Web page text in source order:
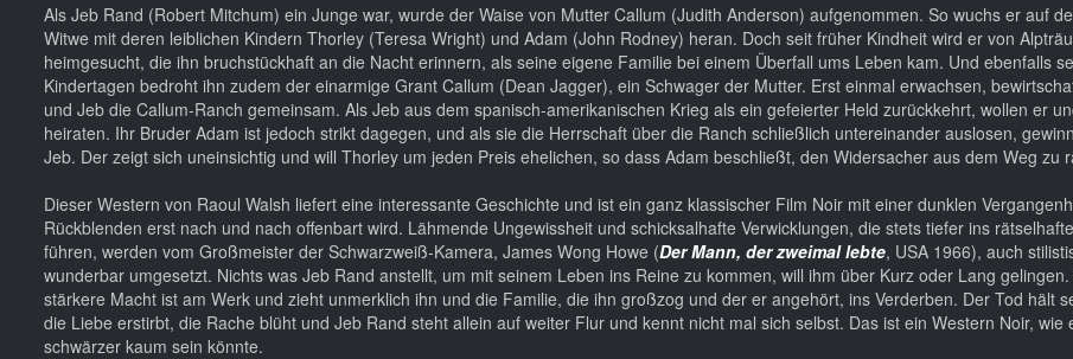
Als Jeb Rand (Robert Mitchum) ein Junge war, wurde der Waise von Mutter Callum (Judith Anderson) aufgenommen. So wuchs er auf
Witwe mit deren leiblichen Kindern Thorley (Teresa Wright) und Adam (John Rodney) heran. Doch seit früher Kindheit wird er von
heimgesucht, die ihn bruchstückhaft an die Nacht erinnern, als seine eigene Familie bei einem Überfall ums Leben kam. Und ebenfalls
Kindertagen bedroht ihn zudem der einarmige Grant Callum (Dean Jagger), ein Schwager der Mutter. Erst einmal erwachsen,
und Jeb die Callum-Ranch gemeinsam. Als Jeb aus dem spanisch-amerikanischen Krieg als ein gefeierter Held zurückkehrt, wollen er
heiraten. Ihr Bruder Adam ist jedoch strikt dagegen, und als sie die Herrschaft über die Ranch schließlich untereinander auslosen,
Jeb. Der zeigt sich uneinsichtig und will Thorley um jeden Preis ehelichen, so dass Adam beschließt, den Widersacher aus dem Weg zu
Dieser Western von Raoul Walsh liefert eine interessante Geschichte und ist ein ganz klassischer Film Noir mit einer dunklen
Rückblenden erst nach und nach offenbart wird. Lähmende Ungewissheit und schicksalhafte Verwicklungen, die stets tiefer ins
führen, werden vom Großmeister der Schwarzweiß-Kamera, James Wong Howe (Der Mann, der zweimal lebte, USA 1966), auch
wunderbar umgesetzt. Nichts was Jeb Rand anstellt, um mit seinem Leben ins Reine zu kommen, will ihm über Kurz oder Lang gelingen.
stärkere Macht ist am Werk und zieht unmerklich ihn und die Familie, die ihn großzog und der er angehört, ins Verderben. Der Tod hält
die Liebe erstirbt, die Rache blüht und Jeb Rand steht allein auf weiter Flur und kennt nicht mal sich selbst. Das ist ein Western Noir, wie
schwärzer kaum sein könnte.